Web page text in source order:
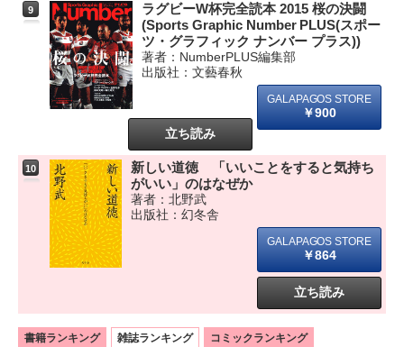
9
ラグビーW杯完全読本 2015 桜の決闘
(Sports Graphic Number PLUS(スポー
ツ・グラフィック ナンバー プラス))
著者：NumberPLUS編集部
出版社：文藝春秋
￥900
立ち読み
10
新しい道徳 「いいことをすると気持ち
がいい」のはなぜか
著者：北野武
出版社：幻冬舎
￥864
立ち読み
書籍ランキング 雑誌ランキング コミックランキング